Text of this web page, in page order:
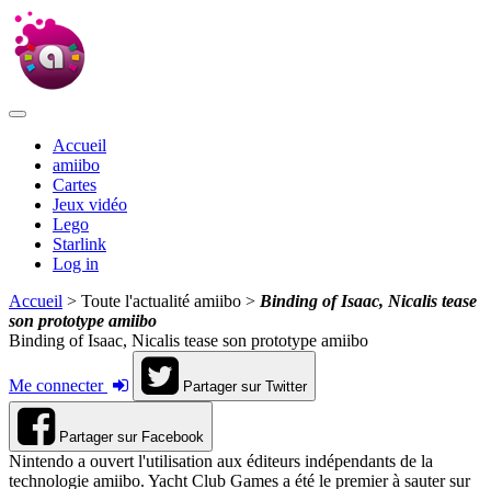
Accueil
amiibo
Cartes
Jeux vidéo
Lego
Starlink
Log in
Accueil > Toute l'actualité amiibo > Binding of Isaac, Nicalis tease
son prototype amiibo
Binding of Isaac, Nicalis tease son prototype amiibo
Me connecter Partager sur Twitter
Partager sur Facebook
Nintendo a ouvert l'utilisation aux éditeurs indépendants de la
technologie amiibo. Yacht Club Games a été le premier à sauter sur